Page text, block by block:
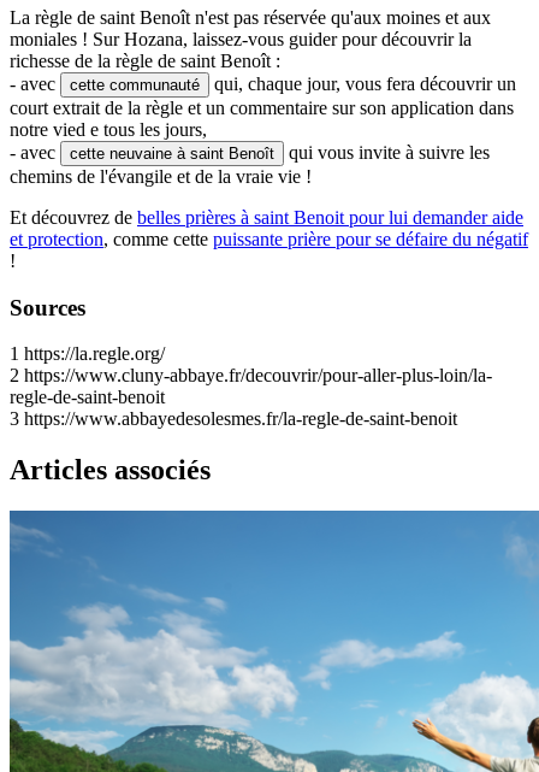
La règle de saint Benoît n'est pas réservée qu'aux moines et aux
moniales ! Sur Hozana, laissez-vous guider pour découvrir la
richesse de la règle de saint Benoît :
- avec
cette communauté
qui, chaque jour, vous fera découvrir un
court extrait de la règle et un commentaire sur son application dans
notre vied e tous les jours,
- avec
cette neuvaine à saint Benoît
qui vous invite à suivre les
chemins de l'évangile et de la vraie vie !
Et découvrez de belles prières à saint Benoit pour lui demander aide
et protection, comme cette puissante prière pour se défaire du négatif
!
Sources
1 https://la.regle.org/
2 https://www.cluny-abbaye.fr/decouvrir/pour-aller-plus-loin/la-
regle-de-saint-benoit
3 https://www.abbayedesolesmes.fr/la-regle-de-saint-benoit
Articles associés